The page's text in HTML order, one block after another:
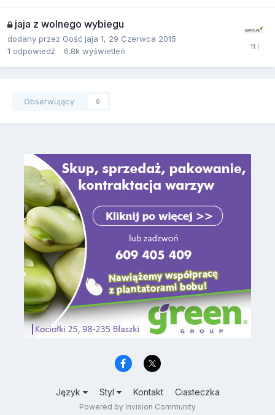
jaja z wolnego wybiegu
dodany przez Gość jaja 1, 29 Czerwca 2015
1 odpowiedź 6.8k wyświetleń
Obserwujący 0
Język Styl Kontakt Ciasteczka
Powered by Invision Community